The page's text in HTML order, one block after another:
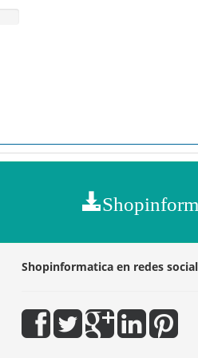
Shopinformatica en redes